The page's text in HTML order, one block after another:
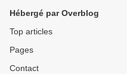
Hébergé par Overblog
Top articles
Pages
Contact